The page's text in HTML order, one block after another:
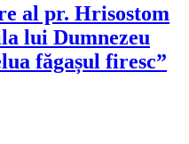
al pr. Hrisostom
lui Dumnezeu
făgașul firesc”